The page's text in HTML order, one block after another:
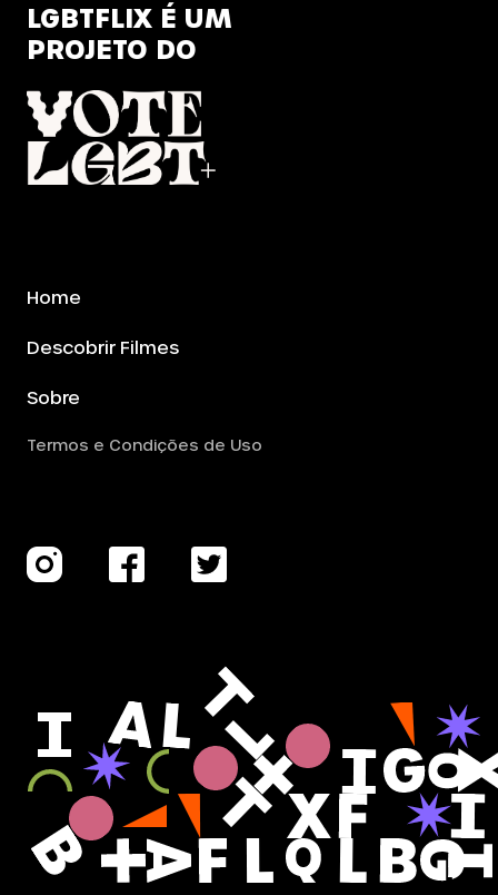
.
.
.
.
.
.
.
. .
.
. .
. .
. .
. .
.
.
. .
. .
. .
.
.
. .
.
.
.
.
..
. .
. .. .
. .
.
.
. .
..
.
. .
.
LGBTFLIX É UM
PROJETO DO
Home
Descobrir Filmes
Sobre
Termos e Condições de Uso